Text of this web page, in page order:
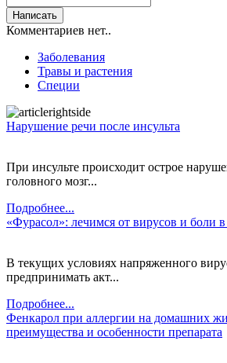
Комментариев нет..
Заболевания
Травы и растения
Специи
Нарушение речи после инсульта
При инсульте происходит острое
головного мозг...
Подробнее...
«Фурасол»: лечимся от вирусов и боли в
В текущих условиях напряженного
предпринимать акт...
Подробнее...
Фенкарол при аллергии на домашних
преимущества и особенности препарата